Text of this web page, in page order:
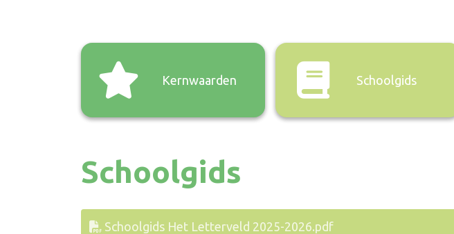
Kernwaarden Schoolgids
Schoolgids
Schoolgids Het Letterveld 2025-2026.pdf